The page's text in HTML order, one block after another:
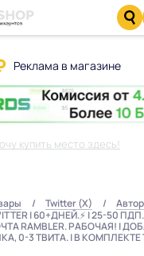
Реклама в магазине
купить место здесь!
Twitter (X)
| 60+ДНЕЙ.⚡️ | 25-50
RAMBLER. РАБОЧАЯ! |
0-3 ТВИТА. | В КОМПЛЕКТЕ